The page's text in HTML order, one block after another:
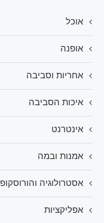
אוכל
אופנה
אחריות וסביבה
איכות הסביבה
אינטרנט
אמנות ובמה
אסטרולוגיה והורוסקופ
אפליקציות